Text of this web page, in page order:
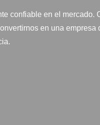
confiable en el mercado.
en una empresa